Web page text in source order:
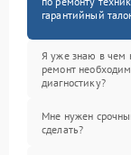
гарантийный
Я уже знаю в чем
ремонт
диагностику?
Мне нужен
сделать?